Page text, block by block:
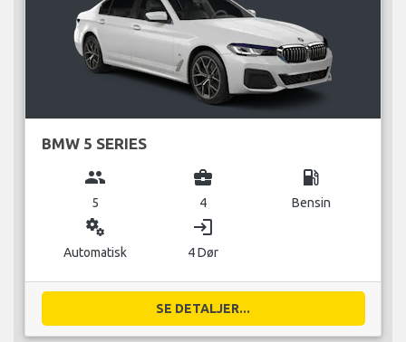
BMW 5 SERIES
group
5
business_center
4
local_gas_station
Bensin
miscellaneous_services
Automatisk
login
4 Dør
SE DETALJER...